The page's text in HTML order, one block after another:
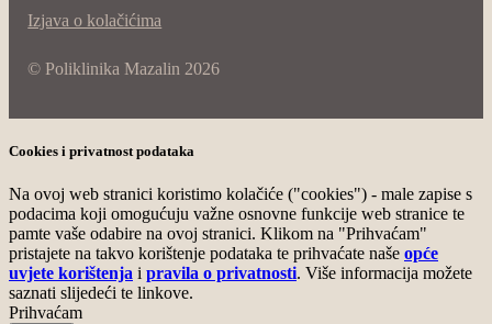
© Poliklinika Mazalin 2026
Izjava o kolačićima
Cookies i privatnost podataka
Na ovoj web stranici koristimo kolačiće ("cookies") - male zapise s
podacima koji omogućuju važne osnovne funkcije web stranice te
pamte vaše odabire na ovoj stranici. Klikom na "Prihvaćam"
pristajete na takvo korištenje podataka te prihvaćate naše opće
uvjete korištenja i pravila o privatnosti. Više informacija možete
saznati slijedeći te linkove.
Prihvaćam